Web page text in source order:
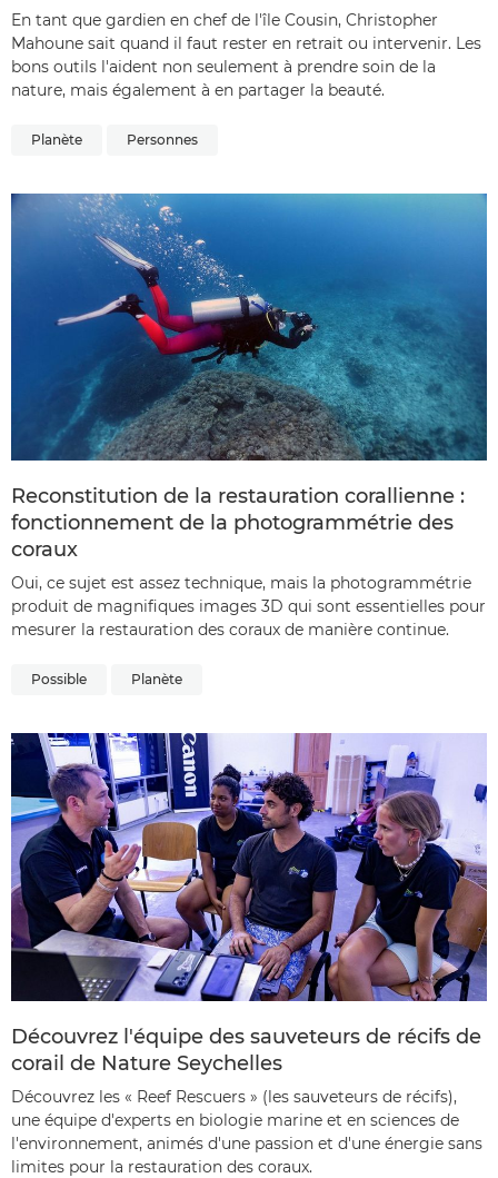
En tant que gardien en chef de l'île Cousin, Christopher
Mahoune sait quand il faut rester en retrait ou intervenir. Les
bons outils l'aident non seulement à prendre soin de la
nature, mais également à en partager la beauté.
Planète Personnes
Reconstitution de la restauration corallienne :
fonctionnement de la photogrammétrie des
coraux
Oui, ce sujet est assez technique, mais la photogrammétrie
produit de magnifiques images 3D qui sont essentielles pour
mesurer la restauration des coraux de manière continue.
Possible Planète
Découvrez l'équipe des sauveteurs de récifs de
corail de Nature Seychelles
Découvrez les « Reef Rescuers » (les sauveteurs de récifs),
une équipe d'experts en biologie marine et en sciences de
l'environnement, animés d'une passion et d'une énergie sans
limites pour la restauration des coraux.